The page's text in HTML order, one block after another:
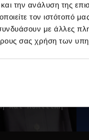
την ανάλυση της
τον ιστότοπό
με άλλες
σας χρήση των
και Πολιτική